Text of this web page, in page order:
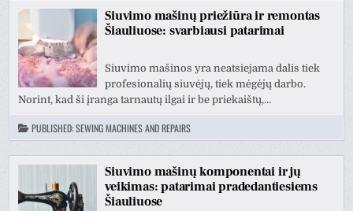
Siuvimo mašinų priežiūra ir remontas
Šiauliuose: svarbiausi patarimai
Siuvimo mašinos yra neatsiejama dalis tiek
profesionalių siuvėjų, tiek mėgėjų darbo.
Norint, kad ši įranga tarnautų ilgai ir be priekaištų,…
PUBLISHED:SEWING MACHINES AND REPAIRS
Siuvimo mašinų komponentai ir jų
veikimas: patarimai pradedantiesiems
Šiauliuose